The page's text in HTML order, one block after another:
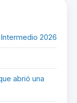
2026
abrió una